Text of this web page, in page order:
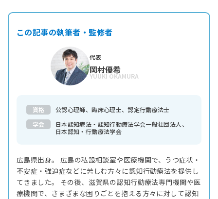
この記事の執筆者・監修者
代表
岡村優希
YUUKI OKAMURA
資格
公認心理師、臨床心理士、認定行動療法士
学会
日本認知療法・認知行動療法学会一般社団法人、
日本認知・行動療法学会
広島県出身。 広島の私設相談室や医療機関で、うつ症状・
不安症・強迫症などに苦しむ方々に認知行動療法を提供し
てきました。 その後、滋賀県の認知行動療法専門機関や医
療機関で、さまざまな困りごとを抱える方々に対して認知